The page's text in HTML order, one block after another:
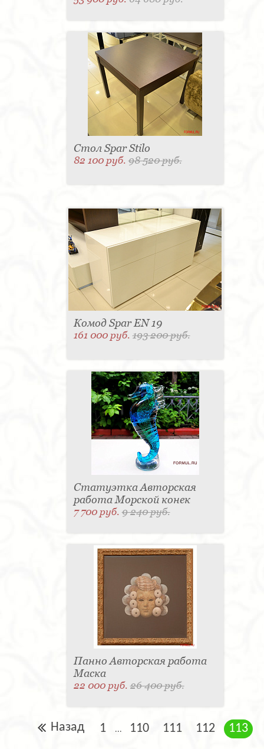
Стол Spar Stilo
82 100 руб.98 520 руб.
Комод Spar EN 19
161 000 руб.193 200 руб.
Статуэтка Авторская
работа Морской конек
7 700 руб.9 240 руб.
Панно Авторская работа
Маска
22 000 руб.26 400 руб.
Назад 1 ... 110 111 112 113